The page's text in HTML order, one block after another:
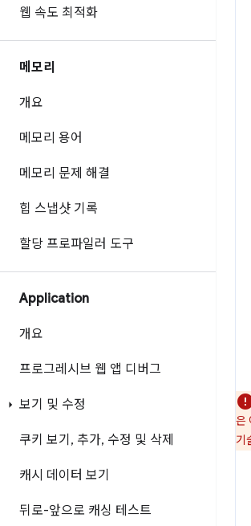
웹 속도 최적화
메모리
개요
메모리 용어
메모리 문제 해결
힙 스냅샷 기록
할당 프로파일러 도구
Application
개요
프로그레시브 웹 앱 디버그
보기 및 수정
쿠키 보기 , 추가, 수정 및 삭제
캐시 데이터 보기
뒤로-앞으로 캐싱 테스트
은
기